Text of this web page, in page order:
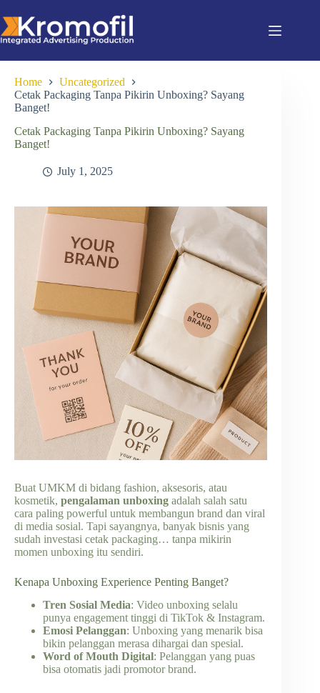
Home
Uncategorized
Cetak Packaging Tanpa Pikirin Unboxing? Sayang
Banget!
Cetak Packaging Tanpa Pikirin Unboxing? Sayang
Banget!
July 1, 2025
Buat UMKM di bidang fashion, aksesoris, atau
kosmetik, pengalaman unboxing adalah salah satu
cara paling powerful untuk membangun brand dan viral
di media sosial. Tapi sayangnya, banyak bisnis yang
sudah investasi cetak packaging… tanpa mikirin
momen unboxing itu sendiri.
Kenapa Unboxing Experience Penting Banget?
Tren Sosial Media: Video unboxing selalu
punya engagement tinggi di TikTok & Instagram.
Emosi Pelanggan: Unboxing yang menarik bisa
bikin pelanggan merasa dihargai dan spesial.
Word of Mouth Digital: Pelanggan yang puas
bisa otomatis jadi promotor brand.